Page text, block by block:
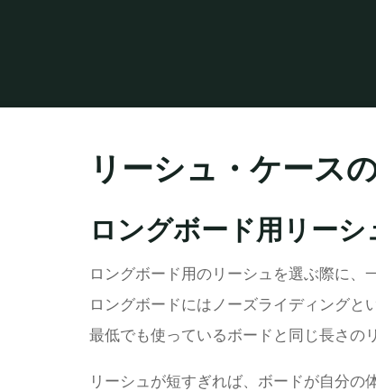
リーシュ・ケース
ロングボード用リー
ロングボード用のリーシュを選ぶ際に、
ロングボードにはノーズライディングと
最低でも使っているボードと同じ長さの
リーシュが短すぎれば、ボードが自分の